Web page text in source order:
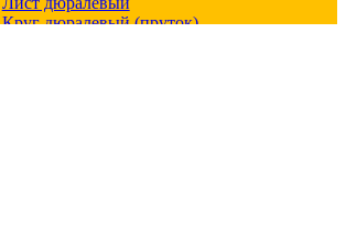
Круг дюралевый (пруток)